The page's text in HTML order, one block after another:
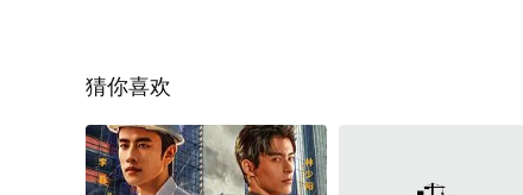
猜你喜欢